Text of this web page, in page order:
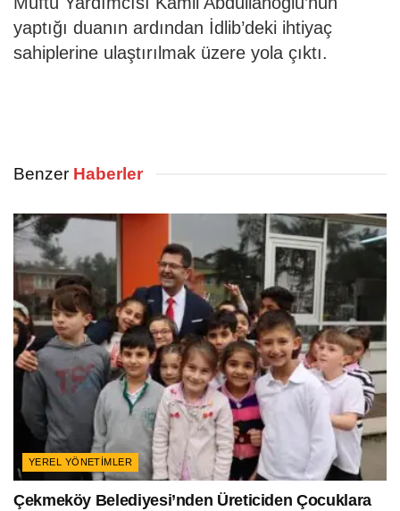
yaptığı duanın ardından İdlib’deki ihtiyaç
sahiplerine ulaştırılmak üzere yola çıktı.
Benzer Haberler
YEREL YÖNETIMLER
Çekmeköy Belediyesi’nden Üreticiden Çocuklara